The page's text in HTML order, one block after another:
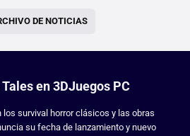
DE NOTICIAS
en 3DJuegos PC
survival horror clásicos y las obras
su fecha de lanzamiento y nuevo